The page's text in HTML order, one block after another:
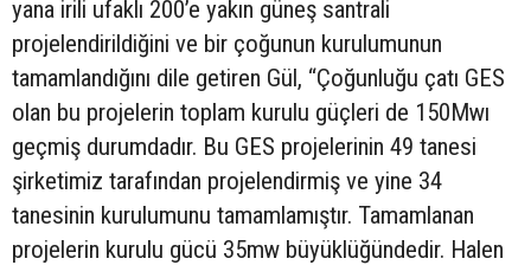
yana irili ufaklı 200’e yakın güneş santrali
projelendirildiğini ve bir çoğunun kurulumunun
tamamlandığını dile getiren Gül, “Çoğunluğu çatı GES
olan bu projelerin toplam kurulu güçleri de 150Mwı
geçmiş durumdadır. Bu GES projelerinin 49 tanesi
şirketimiz tarafından projelendirmiş ve yine 34
tanesinin kurulumunu tamamlamıştır. Tamamlanan
projelerin kurulu gücü 35mw büyüklüğündedir. Halen